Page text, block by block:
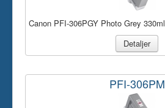
Canon PFI-306PGY Photo Grey 330ml
Detaljer
PFI-306PM